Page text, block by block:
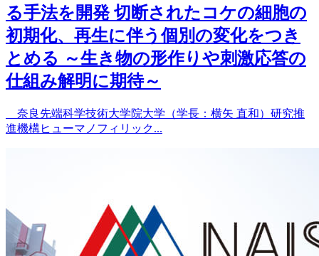
る手法を開発 切断されたコケの細胞の
初期化、再生に伴う個別の変化をつき
とめる ～生き物の形作りや刺激応答の
仕組み解明に期待～
奈良先端科学技術大学院大学（学長：横矢 直和）研究推
進機構ヒューマノフィリック...